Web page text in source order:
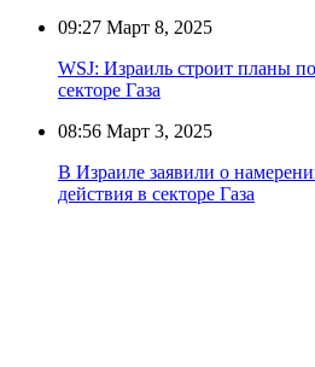
09:27 Март 8, 2025
WSJ: Израиль строит планы
секторе Газа
08:56 Март 3, 2025
В Израиле заявили о
действия в секторе Газа